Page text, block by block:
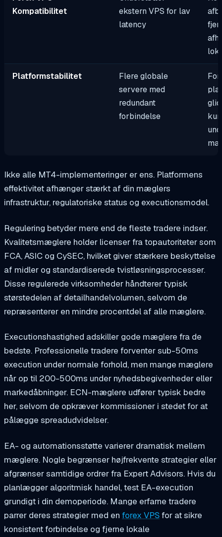
Kompatibilitet
ekstern VPS for lav
latency
Platformstabilitet
Flere globale
servere med
redundant
forbindelse
Ikke alle MT4-implementeringer er ens. Platformens
effektivitet afhænger stærkt af din mæglers
infrastruktur, regulatoriske status og executionsmodel.
Regulering betyder mere end de fleste tradere indser.
Kvalitetsmæglere holder licenser fra topautoriteter som
FCA, ASIC og CySEC, hvilket giver stærkere beskyttelse
af midler og standardiserede tvistløsningsprocesser.
Disse regulerede virksomheder håndterer typisk
størstedelen af detailhandelvolumen, selvom de
repræsenterer en mindre procentdel af alle mæglere.
Executionshastighed adskiller gode mæglere fra de
bedste. Professionelle tradere forventer sub-50ms
execution under normale forhold, men mange mæglere
når op til 200-500ms under nyhedsbegivenheder eller
markedåbninger. ECN-mæglere udfører typisk bedre
her, selvom de opkræver kommissioner i stedet for at
pålægge spreadudvidelser.
EA- og automationsstøtte varierer dramatisk mellem
mæglere. Nogle begrænser højfrekvente strategier eller
afgrænser samtidige ordrer fra Expert Advisors. Hvis du
planlægger algoritmisk handel, test EA-execution
grundigt i din demoperiode. Mange erfarne tradere
parrer deres strategier med en forex VPSfor at sikre
konsistent forbindelse og fjerne lokale